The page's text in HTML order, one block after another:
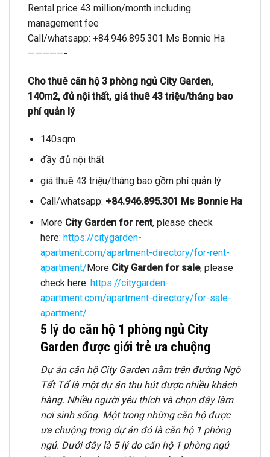
Rental price 43 million/month including
management fee
Call/whatsapp: +84.946.895.301 Ms Bonnie Ha
—————-
Cho thuê căn hộ 3 phòng ngủ City Garden,
140m2, đủ nội thất, giá thuê 43 triệu/tháng bao
phí quản lý
140sqm
đầy đủ nội thất
giá thuê 43 triệu/tháng bao gồm phí quản lý
Call/whatsapp: +84.946.895.301 Ms Bonnie Ha
MoreCity Garden for rent, please check
here: https://citygarden-
apartment.com/apartment-directory/for-rent-
apartment/More City Garden for sale, please
check here: https://citygarden-
apartment.com/apartment-directory/for-sale-
apartment/
5 lý do căn hộ 1 phòng ngủ City
Garden được giới trẻ ưa chuộng
Dự án căn hộ City Garden nằm trên đường Ngô
Tất Tố là một dự án thu hút được nhiều khách
hàng. Nhiều người yêu thích và chọn đây làm
nơi sinh sống. Một trong những căn hộ được
ưa chuộng trong dự án đó là căn hộ 1 phòng
ngủ. Dưới đây là 5 lý do căn hộ 1 phòng ngủ